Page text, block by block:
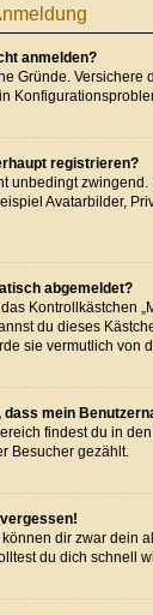
anmelden?
Gründe.
registrieren?
unbedingt
Avatarbilder,
abgemeldet?
Kontrollkästchen
du dieses
sie vermutlich von
mein
findest du in
Besucher gezählt.
dir zwar dein
du dich schnell